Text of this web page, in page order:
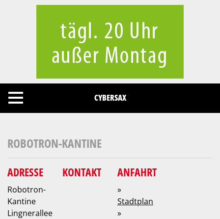
CYBERSAX
ROBOTRON-KANTINE
ADRESSE
Robotron-
Kantine
Lingnerallee
KONTAKT ANFAHRT
»
Stadtplan
»
Cookies management panel